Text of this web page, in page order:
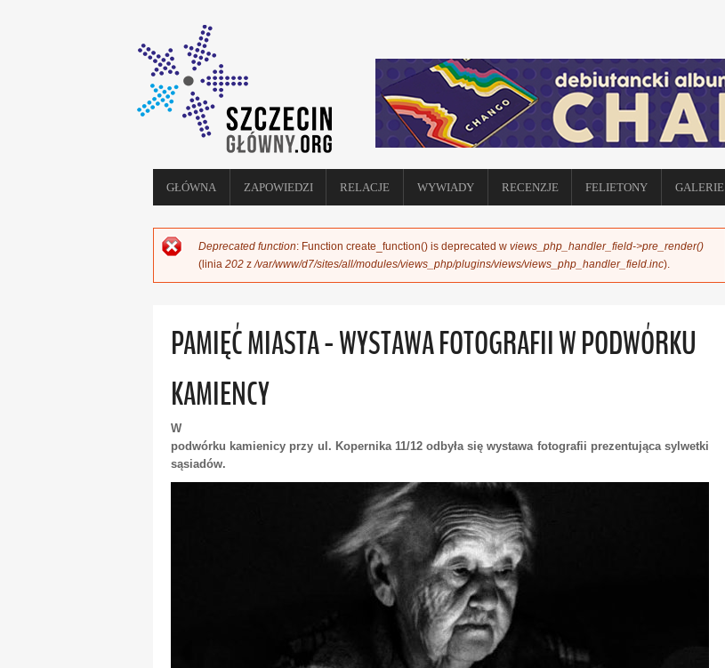
GŁÓWNA ZAPOWIEDZI RELACJE WYWIADY RECENZJE FELIETONY GALERIE
KOMUNIKAT O BŁĘDZIE
Deprecated function: Function create_function() is deprecated w views_php_handler_field->pre_render()
(linia 202 z/var/www/d7/sites/all/modules/views_php/plugins/views/views_php_handler_field.inc).
PAMIĘĆ MIASTA - WYSTAWA FOTOGRAFII W PODWÓRKU
KAMIENCY
W
podwórku kamienicy przy ul. Kopernika 11/12 odbyła się wystawa fotografii prezentująca sylwetki
sąsiadów.